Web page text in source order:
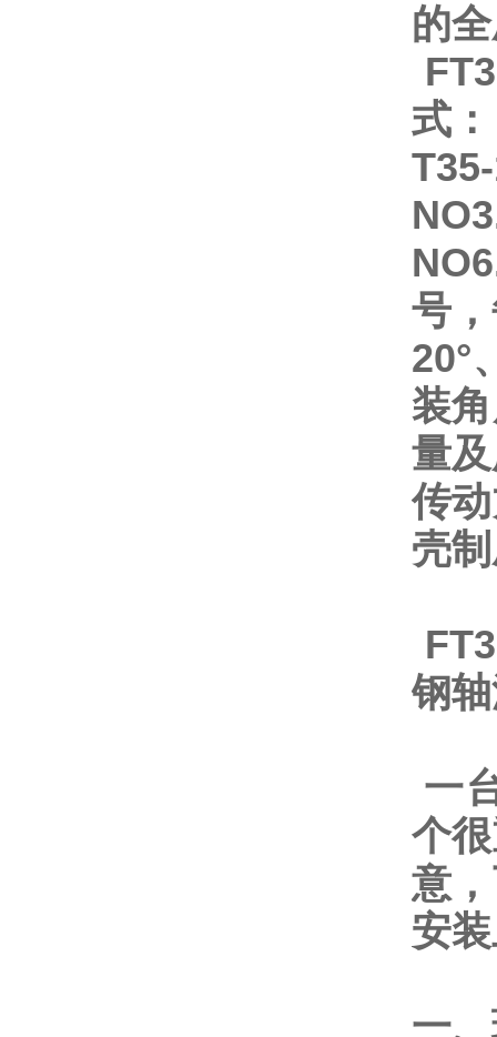
的
式：
号
20°
装
量
传
壳
钢
一
个
意
安
一